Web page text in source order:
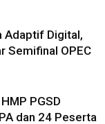
Adaptif Digital,
Semifinal OPEC
PGSD
dan 24 Peserta